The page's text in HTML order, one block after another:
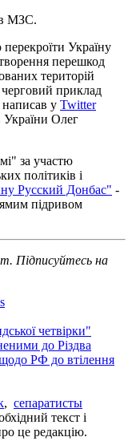
МЗС.
Україну
перешкод
територій
приклад
написав у Twitter
України Олег
за участю
політиків і
Русский Донбас" -
підривом
Підписуйтесь на
четвірки"
до Різдва
РФ до втілення
, сепаратисты
текст і
це редакцію.